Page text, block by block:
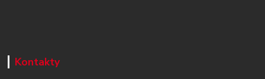
Kontakty